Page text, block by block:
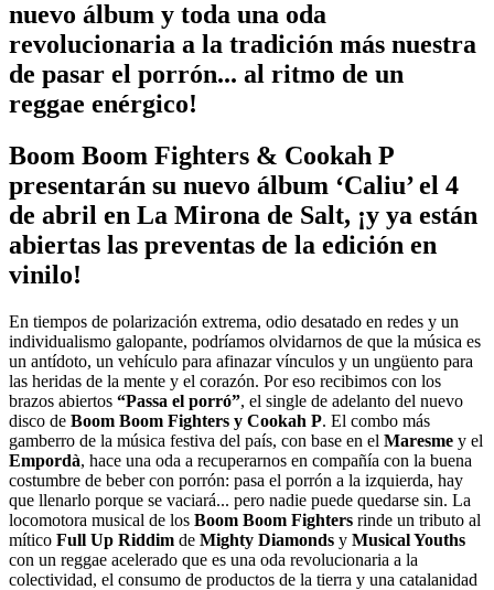
nuevo álbum y toda una oda
revolucionaria a la tradición más nuestra
de pasar el porrón... al ritmo de un
reggae enérgico!
Boom Boom Fighters & Cookah P
presentarán su nuevo álbum ‘Caliu’ el 4
de abril en La Mirona de Salt, ¡y ya están
abiertas las preventas de la edición en
vinilo!
En tiempos de polarización extrema, odio desatado en redes y un
individualismo galopante, podríamos olvidarnos de que la música es
un antídoto, un vehículo para afinazar vínculos y un ungüento para
las heridas de la mente y el corazón. Por eso recibimos con los
brazos abiertos “Passa el porró”, el single de adelanto del nuevo
disco de Boom Boom Fighters y Cookah P. El combo más
gamberro de la música festiva del país, con base en el Maresme y el
Empordà, hace una oda a recuperarnos en compañía con la buena
costumbre de beber con porrón: pasa el porrón a la izquierda, hay
que llenarlo porque se vaciará... pero nadie puede quedarse sin. La
locomotora musical de los Boom Boom Fighters rinde un tributo al
mítico Full Up Riddim de Mighty Diamonds y Musical Youths
con un reggae acelerado que es una oda revolucionaria a la
colectividad, el consumo de productos de la tierra y una catalanidad